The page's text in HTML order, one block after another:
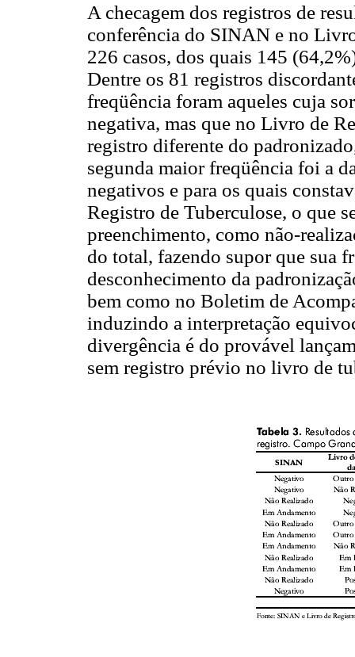
A checagem dos registros de
conferência do SINAN e no
226 casos, dos quais 145
Dentre os 81 registros
freqüência foram aqueles cuja
negativa, mas que no Livro de
registro diferente do
segunda maior freqüência foi a
negativos e para os quais
Registro de Tuberculose, o que
preenchimento, como não-
do total, fazendo supor que sua
desconhecimento da
bem como no Boletim de
induzindo a interpretação
divergência é do provável
sem registro prévio no livro de